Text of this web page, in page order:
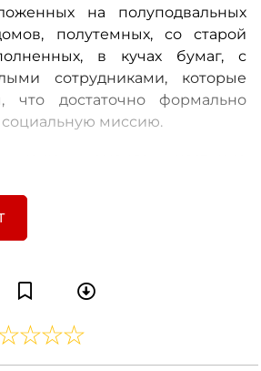
на полуподвальных
полутемных, со старой
в кучах бумаг, с
сотрудниками, которые
что достаточно формально
миссию.
собственно, амбассадоров
с той миссией, которую
– это была задача
кадровое государственное
испытывают сложности в
перед нами – это создать